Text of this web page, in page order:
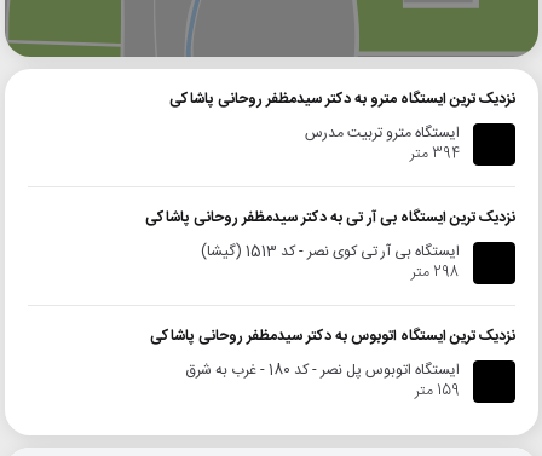
گوگل
نزدیک ترین ایستگاه مترو به دکتر سیدمظفر روحانی پاشاکی
ایستگاه مترو تربیت مدرس
394 متر
نزدیک ترین ایستگاه بی آر تی به دکتر سیدمظفر روحانی پاشاکی
ایستگاه بی آر تی کوی نصر - کد 1513 (گیشا)
298 متر
نزدیک ترین ایستگاه اتوبوس به دکتر سیدمظفر روحانی پاشاکی
ایستگاه اتوبوس پل نصر - کد 180 - غرب به شرق
159 متر